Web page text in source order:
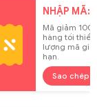
NHẬP MÃ:
Mã giảm
hàng tối thiểu
lượng mã
hạn.
Sao chép